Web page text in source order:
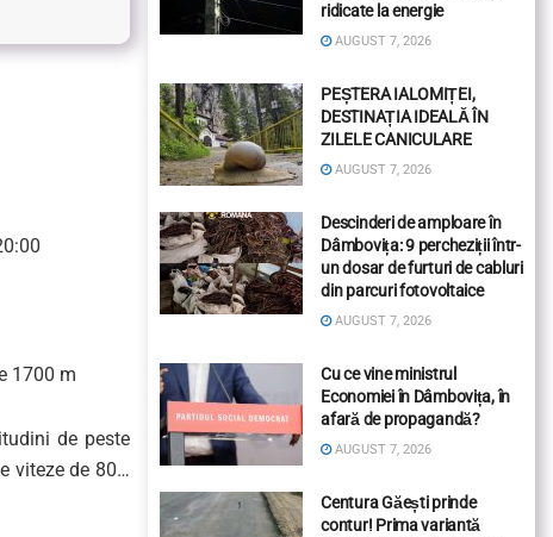
1700 m
de peste
viteze de 80…
ridicate la energie
AUGUST 7, 2026
PEȘTERA IALOMIȚEI,
DESTINAȚIA IDEALĂ ÎN
ZILELE CANICULARE
AUGUST 7, 2026
Descinderi de amploare în
Dâmbovița: 9 percheziții într-
un dosar de furturi de cabluri
din parcuri fotovoltaice
AUGUST 7, 2026
Cu ce vine ministrul
Economiei în Dâmbovița, în
afară de propagandă?
AUGUST 7, 2026
Centura Găești prinde
contur! Prima variantă